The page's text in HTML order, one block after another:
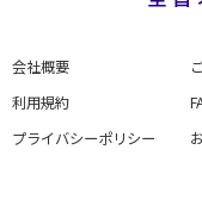
会社概要
利用規約
プライバシーポリシー